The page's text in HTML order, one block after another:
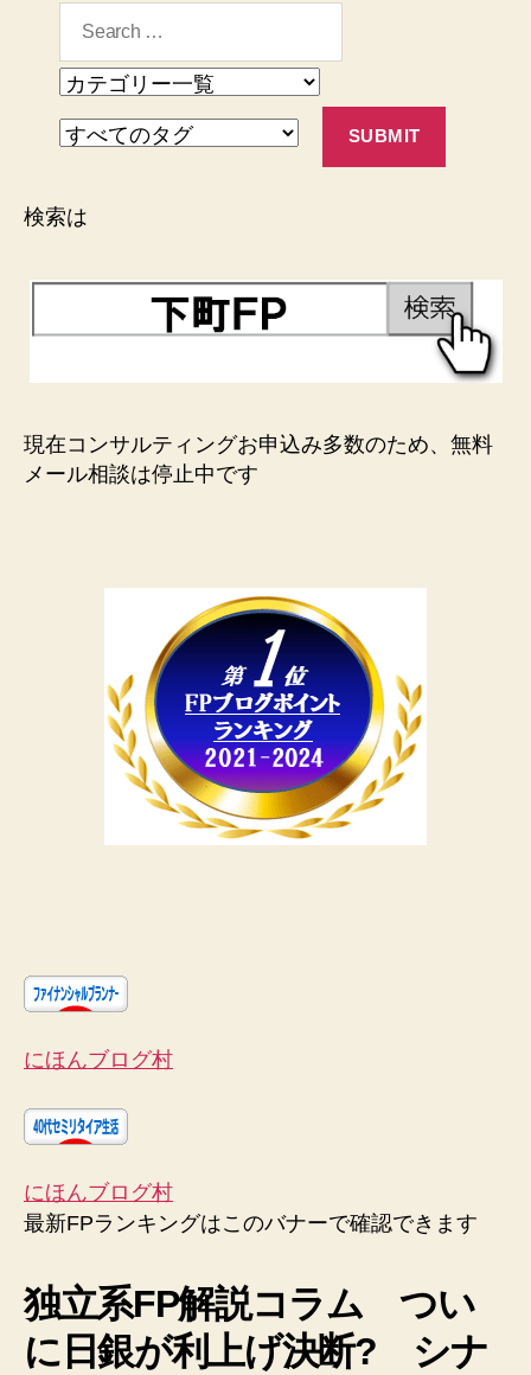
検索は
現在コンサルティングお申込み多数のため、無料
メール相談は停止中です
にほんブログ村
にほんブログ村
最新FPランキングはこのバナーで確認できます
独立系FP解説コラム つい
に日銀が利上げ決断? シナ